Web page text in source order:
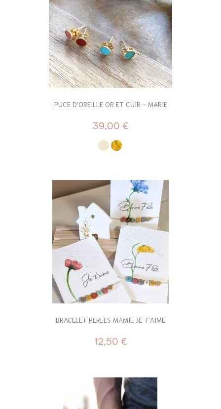
PUCE D'OREILLE OR ET CUIR - MARIE
39,00 €
BRACELET PERLES MAMIE JE T'AIME
12,50 €